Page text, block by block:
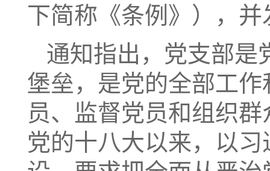
下简称《条例》），
通知指出，党支部是
堡垒，是党的全部工
员、监督党员和组织
党的十八大以来，以